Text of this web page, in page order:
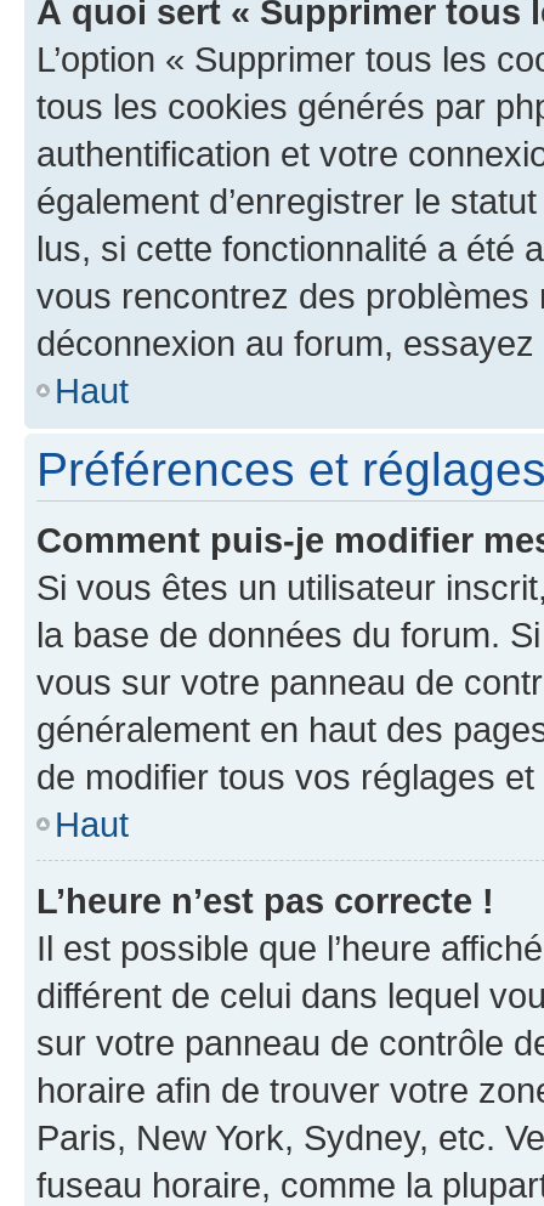
À quoi sert « Supprimer tous
L’option « Supprimer tous les
tous les cookies générés par
authentification et votre
également d’enregistrer le
lus, si cette fonctionnalité a été
vous rencontrez des
déconnexion au forum,
Haut
Préférences et
Comment puis-je modifier
Si vous êtes un utilisateur
la base de données du forum.
vous sur votre panneau de
généralement en haut des
de modifier tous vos réglages
Haut
L’heure n’est pas correcte !
Il est possible que l’heure
différent de celui dans lequel
sur votre panneau de contrôle
horaire afin de trouver votre
Paris, New York, Sydney, etc.
fuseau horaire, comme la